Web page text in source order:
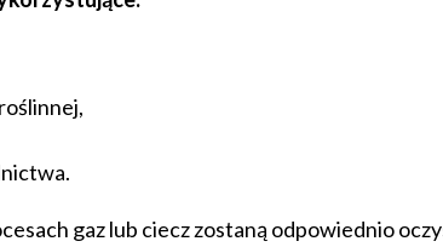
gaz lub ciecz zostaną odpowiednio